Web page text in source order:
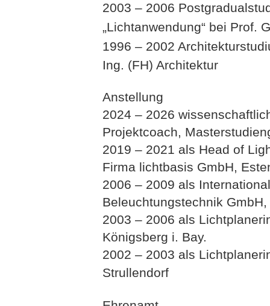
2003 – 2006
„Lichtanwendung“ bei Prof.
1996 – 2002
Ing. (FH) Architektur
Anstellung
2024 – 2026
Projektcoach,
2019 – 2021 als Head of
Firma lichtbasis GmbH,
2006 – 2009 als
Beleuchtungstechnik
2003 – 2006 als
Königsberg i. Bay.
2002 – 2003 als
Strullendorf